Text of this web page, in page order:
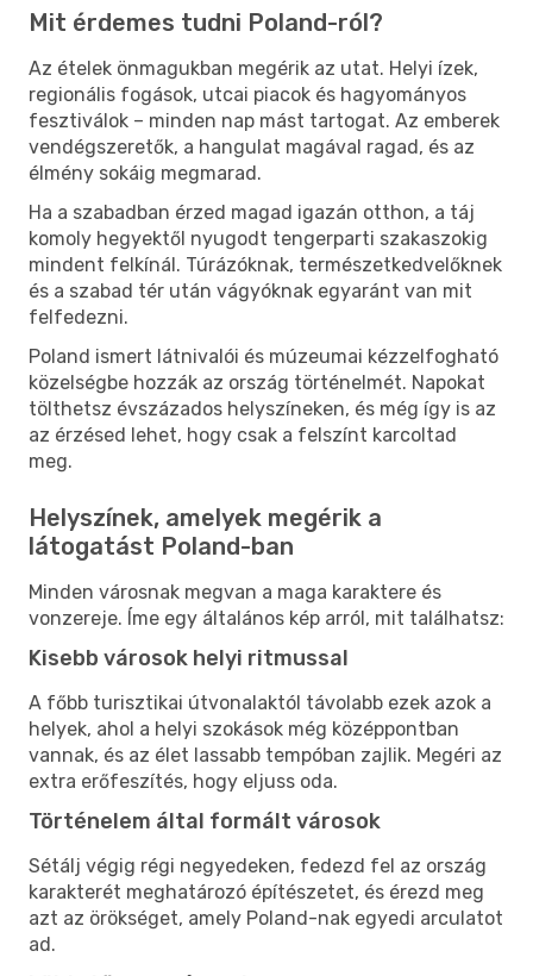
Mit érdemes tudni Poland-ról?
Az ételek önmagukban megérik az utat. Helyi ízek,
regionális fogások, utcai piacok és hagyományos
fesztiválok – minden nap mást tartogat. Az emberek
vendégszeretők, a hangulat magával ragad, és az
élmény sokáig megmarad.
Ha a szabadban érzed magad igazán otthon, a táj
komoly hegyektől nyugodt tengerparti szakaszokig
mindent felkínál. Túrázóknak, természetkedvelőknek
és a szabad tér után vágyóknak egyaránt van mit
felfedezni.
Poland ismert látnivalói és múzeumai kézzelfogható
közelségbe hozzák az ország történelmét. Napokat
tölthetsz évszázados helyszíneken, és még így is az
az érzésed lehet, hogy csak a felszínt karcoltad
meg.
Helyszínek, amelyek megérik a
látogatást Poland-ban
Minden városnak megvan a maga karaktere és
vonzereje. Íme egy általános kép arról, mit találhatsz:
Kisebb városok helyi ritmussal
A főbb turisztikai útvonalaktól távolabb ezek azok a
helyek, ahol a helyi szokások még középpontban
vannak, és az élet lassabb tempóban zajlik. Megéri az
extra erőfeszítés, hogy eljuss oda.
Történelem által formált városok
Sétálj végig régi negyedeken, fedezd fel az ország
karakterét meghatározó építészetet, és érezd meg
azt az örökséget, amely Poland-nak egyedi arculatot
ad.